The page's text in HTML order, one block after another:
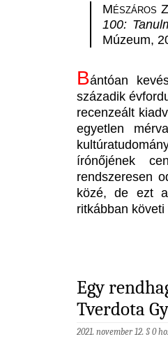
Mészáros
100:
Múzeum,
Bántóan
századik
recenzeált
egyetlen
írónőjének
rendszeresen
közé, de ezt
ritkábban
Egy
Tverdota
2021. november 12. §0